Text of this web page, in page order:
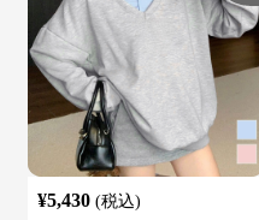
¥5,430 (税込)